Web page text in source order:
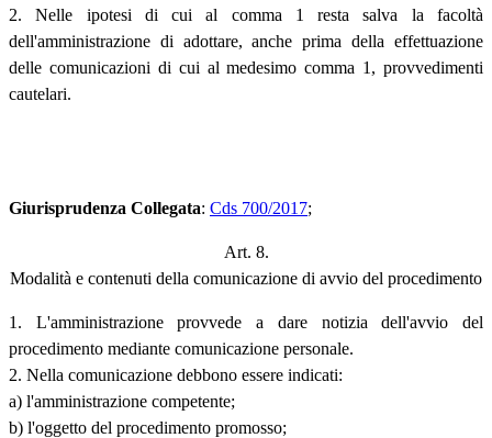
2. Nelle ipotesi di cui al comma 1 resta salva la facoltà
dell'amministrazione di adottare, anche prima della effettuazione
delle comunicazioni di cui al medesimo comma 1, provvedimenti
cautelari.
Giurisprudenza Collegata: Cds 700/2017;
Art. 8.
Modalità e contenuti della comunicazione di avvio del procedimento
1. L'amministrazione provvede a dare notizia dell'avvio del
procedimento mediante comunicazione personale.
2. Nella comunicazione debbono essere indicati:
a) l'amministrazione competente;
b) l'oggetto del procedimento promosso;